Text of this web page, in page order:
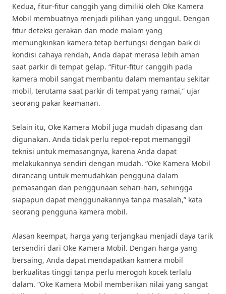
Kedua, fitur-fitur canggih yang dimiliki oleh Oke Kamera
Mobil membuatnya menjadi pilihan yang unggul. Dengan
fitur deteksi gerakan dan mode malam yang
memungkinkan kamera tetap berfungsi dengan baik di
kondisi cahaya rendah, Anda dapat merasa lebih aman
saat parkir di tempat gelap. “Fitur-fitur canggih pada
kamera mobil sangat membantu dalam memantau sekitar
mobil, terutama saat parkir di tempat yang ramai,” ujar
seorang pakar keamanan.
Selain itu, Oke Kamera Mobil juga mudah dipasang dan
digunakan. Anda tidak perlu repot-repot memanggil
teknisi untuk memasangnya, karena Anda dapat
melakukannya sendiri dengan mudah. “Oke Kamera Mobil
dirancang untuk memudahkan pengguna dalam
pemasangan dan penggunaan sehari-hari, sehingga
siapapun dapat menggunakannya tanpa masalah,” kata
seorang pengguna kamera mobil.
Alasan keempat, harga yang terjangkau menjadi daya tarik
tersendiri dari Oke Kamera Mobil. Dengan harga yang
bersaing, Anda dapat mendapatkan kamera mobil
berkualitas tinggi tanpa perlu merogoh kocek terlalu
dalam. “Oke Kamera Mobil memberikan nilai yang sangat